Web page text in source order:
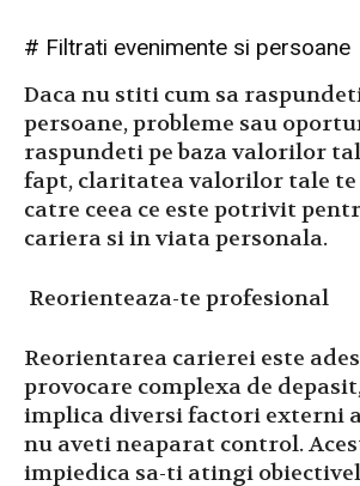
# Filtrati evenimente si persoane
Daca nu stiti cum sa
persoane, probleme sau
raspundeti pe baza valorilor
fapt, claritatea valorilor tale te
catre ceea ce este potrivit
cariera si in viata personala.
Reorienteaza-te profesional
Reorientarea carierei este
provocare complexa de
implica diversi factori externi
nu aveti neaparat control.
impiedica sa-ti atingi